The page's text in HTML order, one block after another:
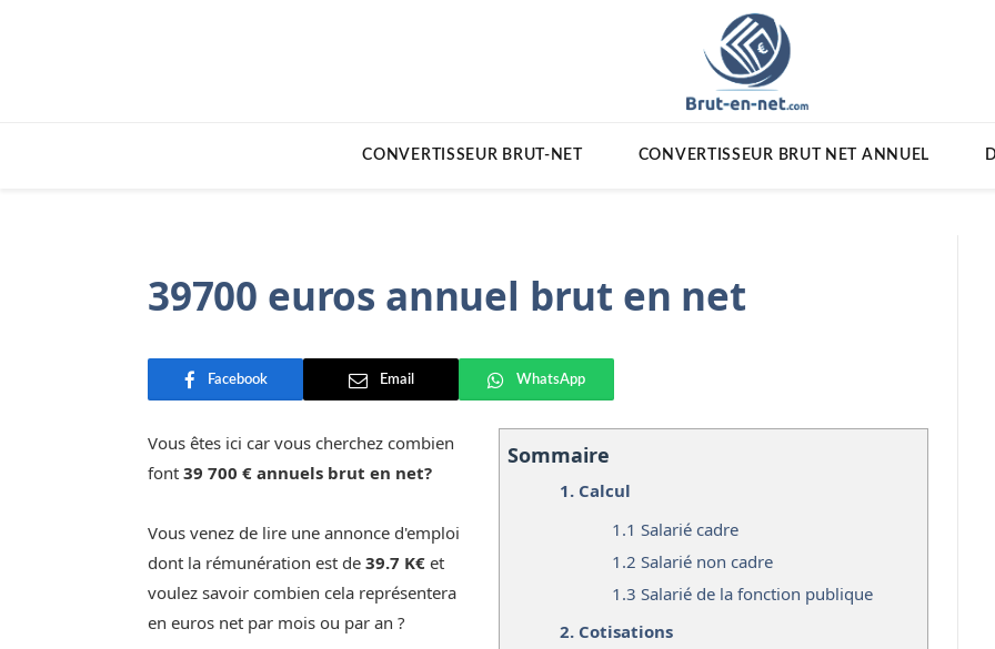
CONVERTISSEUR BRUT-NET CONVERTISSEUR BRUT NET ANNUEL
39700 euros annuel brut en net
Facebook Email WhatsApp
Sommaire
1. Calcul
1.1 Salarié cadre
1.2 Salarié non cadre
1.3 Salarié de la fonction publique
2. Cotisations
Vous êtes ici car vous cherchez combien
font 39 700 € annuels brut en net?
Vous venez de lire une annonce d'emploi
dont la rémunération est de 39.7 K€ et
voulez savoir combien cela représentera
en euros net par mois ou par an ?